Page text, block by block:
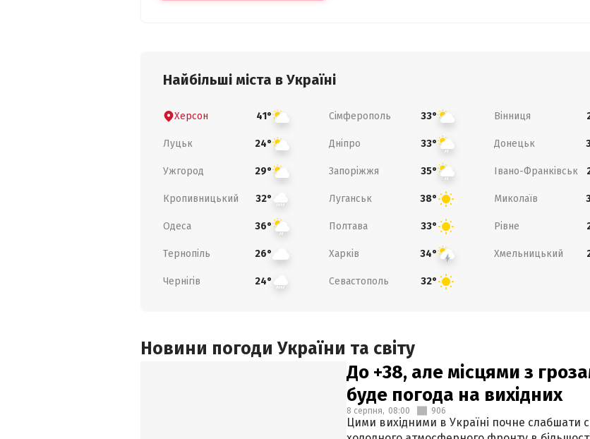
Найбільші міста в Україні
Херсон 41° Сімферополь 33° Вінниця
Луцьк 24° Дніпро 33° Донецьк
Ужгород 29° Запоріжжя 35° Івано-Франківськ
Кропивницький 32° Луганськ 38° Миколаїв
Одеса 36° Полтава 33° Рівне
Тернопіль 26° Харків 34° Хмельницький
Чернігів 24° Севастополь 32°
Новини погоди України та світу
До +38, але місцями з
буде погода на вихідних
8 серпня, 08:00 906
Цими вихідними в Україні почне слабшати